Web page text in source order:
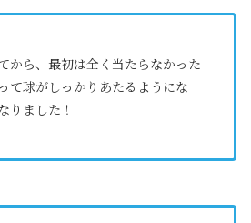
から、最初は全く当たらなかった
て球がしっかりあたるようにな
りました！